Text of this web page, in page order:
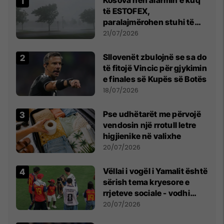
të ESTOFEX,
paralajmërohen stuhi të
fuqishme me breshër dhe
21/07/2026
Sllovenët zbulojnë se sa do
të fitojë Vincic për gjykimin
e finales së Kupës së Botës
18/07/2026
Pse udhëtarët me përvojë
vendosin një rrotull letre
higjienike në valixhe
20/07/2026
Vëllai i vogël i Yamalit është
sërish tema kryesore e
rrjeteve sociale - vodhi
vëmendjen pas finales së
20/07/2026